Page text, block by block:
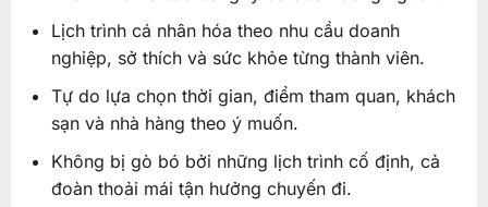
Lịch trình cá nhân hóa theo nhu cầu doanh
nghiệp, sở thích và sức khỏe từng thành viên.
Tự do lựa chọn thời gian, điểm tham quan, khách
sạn và nhà hàng theo ý muốn.
Không bị gò bó bởi những lịch trình cố định, cả
đoàn thoải mái tận hưởng chuyến đi.